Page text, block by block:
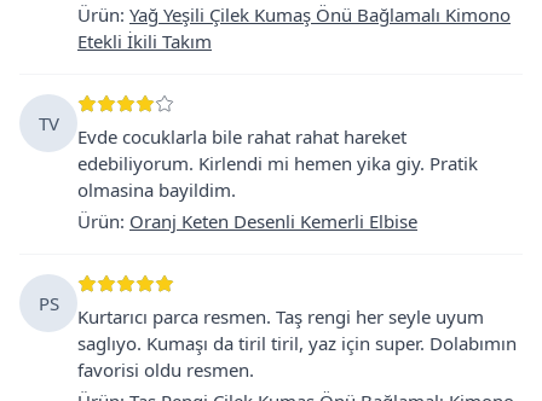
Ürün: Yağ Yeşili Çilek Kumaş Önü Bağlamalı Kimono
Etekli İkili Takım
TV
Evde cocuklarla bile rahat rahat hareket
edebiliyorum. Kirlendi mi hemen yika giy. Pratik
olmasina bayildim.
Ürün: Oranj Keten Desenli Kemerli Elbise
PS
Kurtarıcı parca resmen. Taş rengi her seyle uyum
saglıyo. Kumaşı da tiril tiril, yaz için super. Dolabımın
favorisi oldu resmen.